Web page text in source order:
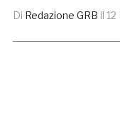
Di Redazione GRB il